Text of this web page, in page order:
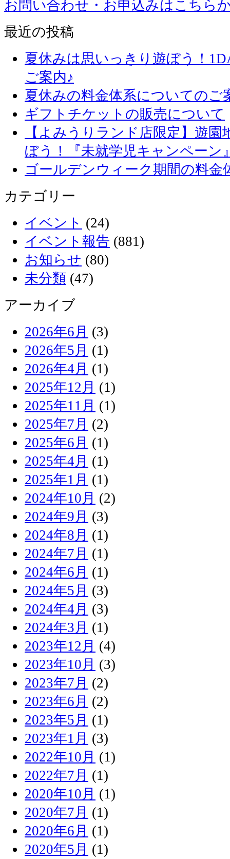
お問い合わせ・お申込みはこちら
最近の投稿
夏休みは思いっきり遊ぼう！
ご案内♪
夏休みの料金体系についてのご
ギフトチケットの販売について
【よみうりランド店限定】遊
ぼう！『未就学児キャンペーン
ゴールデンウィーク期間の料金
カテゴリー
イベント (24)
イベント報告 (881)
お知らせ (80)
未分類 (47)
アーカイブ
2026年6月 (3)
2026年5月 (1)
2026年4月 (1)
2025年12月 (1)
2025年11月 (1)
2025年7月 (2)
2025年6月 (1)
2025年4月 (1)
2025年1月 (1)
2024年10月 (2)
2024年9月 (3)
2024年8月 (1)
2024年7月 (1)
2024年6月 (1)
2024年5月 (3)
2024年4月 (3)
2024年3月 (1)
2023年12月 (4)
2023年10月 (3)
2023年7月 (2)
2023年6月 (2)
2023年5月 (1)
2023年1月 (3)
2022年10月 (1)
2022年7月 (1)
2020年10月 (1)
2020年7月 (1)
2020年6月 (1)
2020年5月 (1)